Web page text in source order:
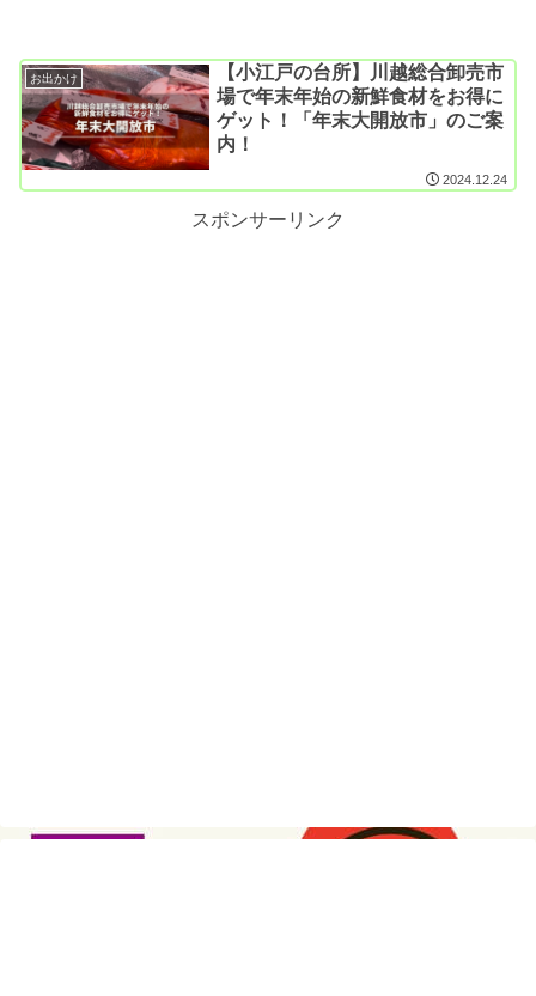
お出かけ
【小江戸の台所】川越総合卸売市
場で年末年始の新鮮食材をお得に
ゲット！「年末大開放市」のご案
内！
2024.12.24
スポンサーリンク